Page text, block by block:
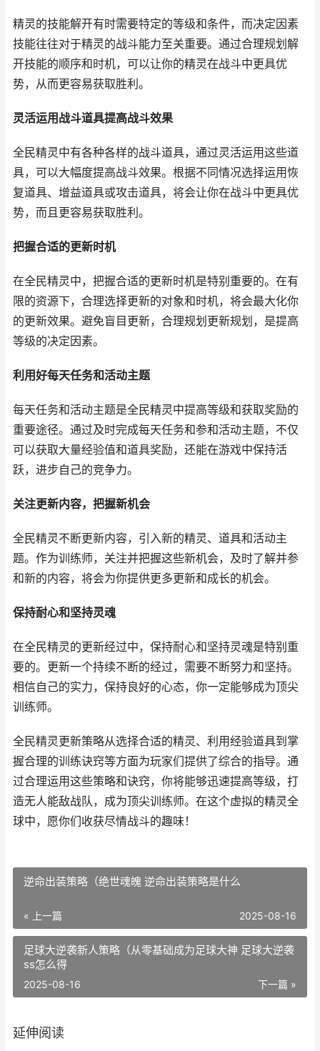
精灵的技能解开有时需要特定的等级和条件，而决定因素
技能往往对于精灵的战斗能力至关重要。通过合理规划解
开技能的顺序和时机，可以让你的精灵在战斗中更具优
势，从而更容易获取胜利。
灵活运用战斗道具提高战斗效果
全民精灵中有各种各样的战斗道具，通过灵活运用这些道
具，可以大幅度提高战斗效果。根据不同情况选择运用恢
复道具、增益道具或攻击道具，将会让你在战斗中更具优
势，而且更容易获取胜利。
把握合适的更新时机
在全民精灵中，把握合适的更新时机是特别重要的。在有
限的资源下，合理选择更新的对象和时机，将会最大化你
的更新效果。避免盲目更新，合理规划更新规划，是提高
等级的决定因素。
利用好每天任务和活动主题
每天任务和活动主题是全民精灵中提高等级和获取奖励的
重要途径。通过及时完成每天任务和参和活动主题，不仅
可以获取大量经验值和道具奖励，还能在游戏中保持活
跃，进步自己的竞争力。
关注更新内容，把握新机会
全民精灵不断更新内容，引入新的精灵、道具和活动主
题。作为训练师，关注并把握这些新机会，及时了解并参
和新的内容，将会为你提供更多更新和成长的机会。
保持耐心和坚持灵魂
在全民精灵的更新经过中，保持耐心和坚持灵魂是特别重
要的。更新一个持续不断的经过，需要不断努力和坚持。
相信自己的实力，保持良好的心态，你一定能够成为顶尖
训练师。
全民精灵更新策略从选择合适的精灵、利用经验道具到掌
握合理的训练诀窍等方面为玩家们提供了综合的指导。通
过合理运用这些策略和诀窍，你将能够迅速提高等级，打
造无人能敌战队，成为顶尖训练师。在这个虚拟的精灵全
球中，愿你们收获尽情战斗的趣味！
逆命出装策略（绝世魂魄 逆命出装策略是什么
« 上一篇 2025-08-16
足球大逆袭新人策略（从零基础成为足球大神 足球大逆袭
ss怎么得
下一篇 »
2025-08-16
延伸阅读